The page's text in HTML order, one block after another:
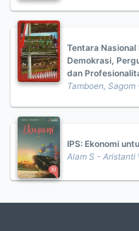
Tentara
Demokrasi,
dan
Tamboen,
IPS: Ekonomi
Alam S - Aristanti